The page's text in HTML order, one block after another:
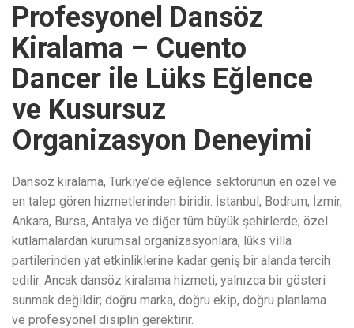
Profesyonel Dansöz
Kiralama – Cuento
Dancer ile Lüks Eğlence
ve Kusursuz
Organizasyon Deneyimi
Dansöz kiralama, Türkiye’de eğlence sektörünün en özel ve
en talep gören hizmetlerinden biridir. İstanbul, Bodrum, İzmir,
Ankara, Bursa, Antalya ve diğer tüm büyük şehirlerde; özel
kutlamalardan kurumsal organizasyonlara, lüks villa
partilerinden yat etkinliklerine kadar geniş bir alanda tercih
edilir. Ancak dansöz kiralama hizmeti, yalnızca bir gösteri
sunmak değildir; doğru marka, doğru ekip, doğru planlama
ve profesyonel disiplin gerektirir.